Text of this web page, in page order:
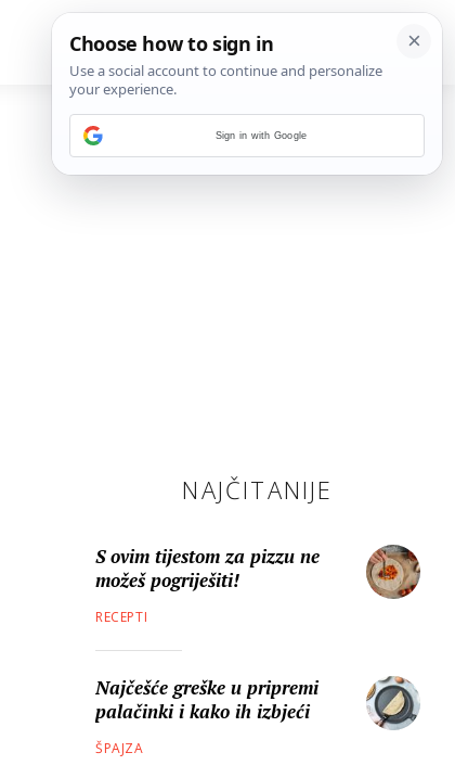
NAJČITANIJE
S ovim tijestom za pizzu ne
možeš pogriješiti!
RECEPTI
Najčešće greške u pripremi
palačinki i kako ih izbjeći
ŠPAJZA
Sign in with Google